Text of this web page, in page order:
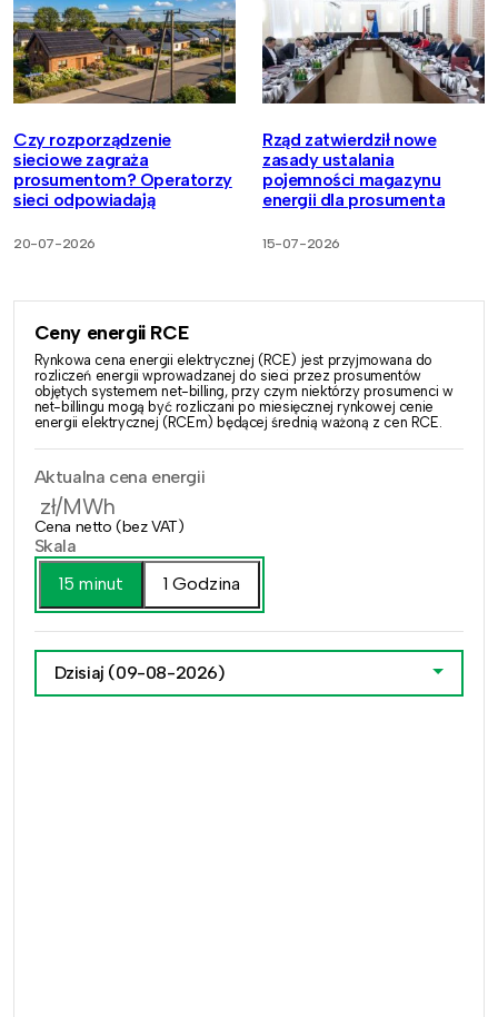
Czy rozporządzenie
sieciowe zagraża
prosumentom? Operatorzy
sieci odpowiadają
20-07-2026
Rząd zatwierdził nowe
zasady ustalania
pojemności magazynu
energii dla prosumenta
15-07-2026
Ceny energii RCE
Rynkowa cena energii elektrycznej (RCE) jest przyjmowana do
rozliczeń energii wprowadzanej do sieci przez prosumentów
objętych systemem net-billing, przy czym niektórzy prosumenci w
net-billingu mogą być rozliczani po miesięcznej rynkowej cenie
energii elektrycznej (RCEm) będącej średnią ważoną z cen RCE.
Aktualna cena energii
zł/MWh
Cena netto (bez VAT)
Skala
15 minut
1 Godzina
Dzisiaj (09-08-2026)